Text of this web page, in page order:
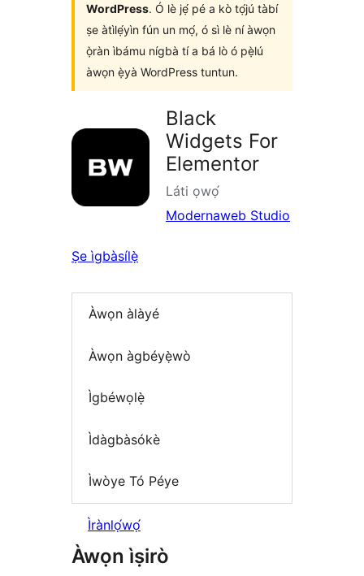
WordPress. Ó lè jẹ́ pé a kò tọ́jú tàbí
ṣe àtìlẹ́yìn fún un mọ́, ó sì lè ní àwọn
ọ̀ràn ìbámu nígbà tí a bá lò ó pẹ̀lú
àwọn ẹ̀yà WordPress tuntun.
Black
Widgets For
Elementor
Láti ọwọ́
Modernaweb Studio
Ṣe ìgbàsílẹ̀
Àwọn àlàyé
Àwọn àgbéyẹ̀wò
Ìgbéwọlẹ̀
Ìdàgbàsókè
Ìwòye Tó Péye
Ìrànlọ́wọ́
Àwọn ìṣirò